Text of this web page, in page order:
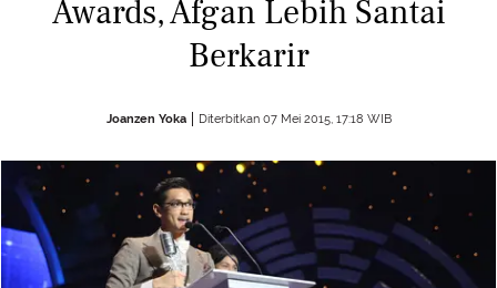
Awards, Afgan Lebih Santai
Berkarir
Joanzen Yoka Diterbitkan 07 Mei 2015, 17:18 WIB